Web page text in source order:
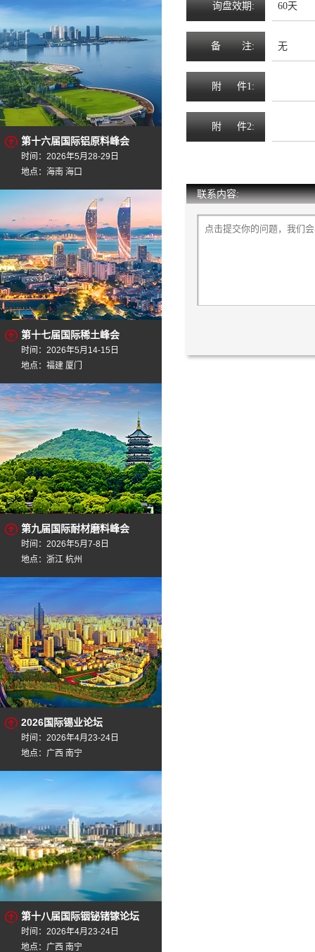
第十六届国际铝原料峰会
时间：2026年5月28-29日
地点：海南 海口
第十七届国际稀土峰会
时间：2026年5月14-15日
地点：福建 厦门
第九届国际耐材磨料峰会
时间：2026年5月7-8日
地点：浙江 杭州
2026国际锡业论坛
时间：2026年4月23-24日
地点：广西 南宁
第十八届国际铟铋锗镓论坛
时间：2026年4月23-24日
地点：广西 南宁
询盘效期 : 60天
备 注: 无
附 件1:
附 件2:
联系内容: